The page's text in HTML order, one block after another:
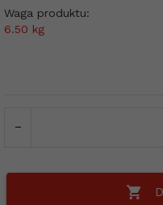
Waga produktu:
6.50 kg